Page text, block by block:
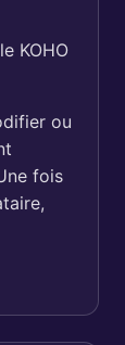
KOHO
ou
fois